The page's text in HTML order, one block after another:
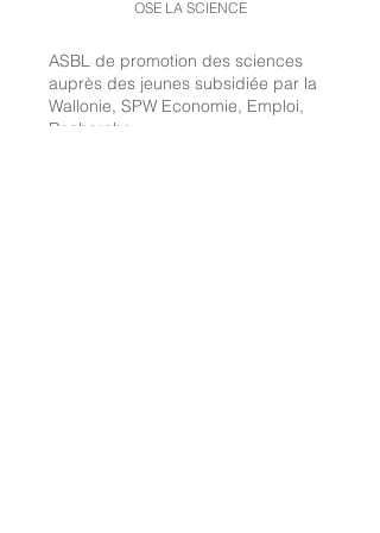
OSE LA SCIENCE
ASBL de promotion des sciences
auprès des jeunes subsidiée par la
Wallonie, SPW Economie, Emploi,
Recherche